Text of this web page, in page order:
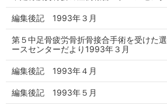
編集後記 1993年３月
第５中足骨疲労骨折骨接合手術を受けた
ースセンターだより1993年３月
編集後記 1993年４月
編集後記 1993年５月